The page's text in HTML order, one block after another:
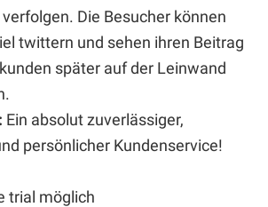
Die Besucher können
twittern und sehen ihren Beitrag
später auf der Leinwand
Ein absolut zuverlässiger,
persönlicher Kundenservice!
trial möglich